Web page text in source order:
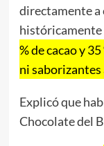
directamente a
históricamente
% de cacao y
ni
Explicó que
Chocolate del